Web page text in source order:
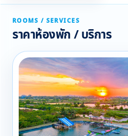
ROOMS / SERVICES
ราคาห้องพัก / บริการ